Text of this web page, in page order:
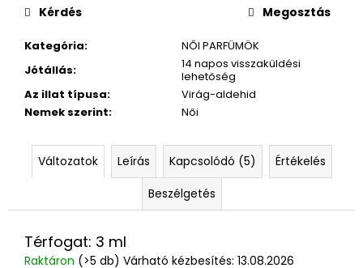
Kategória:
NŐI PARFÜMÖK
Jótállás:
14 napos visszaküldési
lehetőség
Az illat típusa:
Virág-aldehid
Nemek szerint: Női
Kérdés Megosztás
Változatok Leírás Kapcsolódó (5)
Értékelés
Beszélgetés
Térfogat: 3 ml
Raktáron (>5 db) Várható kézbesítés: 13.08.2026